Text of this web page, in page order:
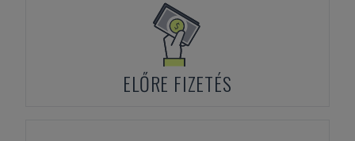
ELŐRE FIZETÉS